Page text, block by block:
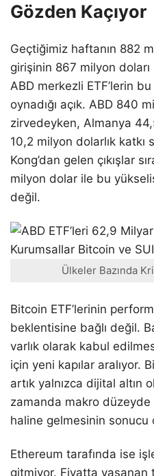
Gözden Kaçıyor
Geçtiğimiz haftanın 882
girişinin 867 milyon doları
ABD merkezli ETF’lerin
oynadığı açık. ABD 840
zirvedeyken, Almanya
10,2 milyon dolarlık katkı
Kong’dan gelen çıkışlar
milyon dolar ile bu
değil.
Ülkeler Bazında
Bitcoin ETF’lerinin
beklentisine bağlı değil.
varlık olarak kabul
için yeni kapılar aralıyor.
artık yalnızca dijital altın
zamanda makro
haline gelmesinin sonucu
Ethereum tarafında ise
gitmiyor. Fiyatta yaşanan